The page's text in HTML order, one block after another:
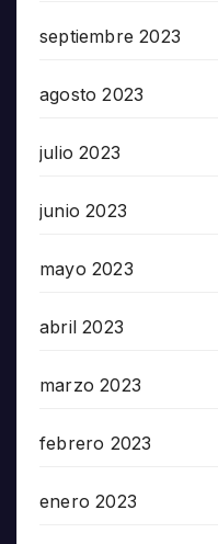
septiembre 2023
agosto 2023
julio 2023
junio 2023
mayo 2023
abril 2023
marzo 2023
febrero 2023
enero 2023